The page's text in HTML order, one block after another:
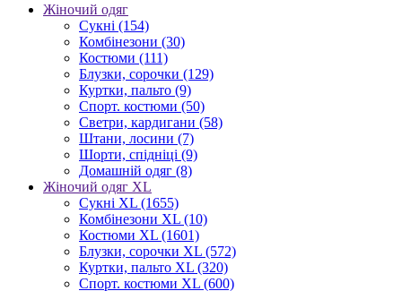
Жіночий одяг
Сукні (154)
Комбінезони (30)
Костюми (111)
Блузки, сорочки (129)
Куртки, пальто (9)
Спорт. костюми (50)
Светри, кардигани (58)
Штани, лосини (7)
Шорти, спідніці (9)
Домашній одяг (8)
Жіночий одяг XL
Cукні XL (1655)
Комбінезони XL (10)
Костюми XL (1601)
Блузки, сорочки XL (572)
Куртки, пальто XL (320)
Спорт. костюми XL (600)